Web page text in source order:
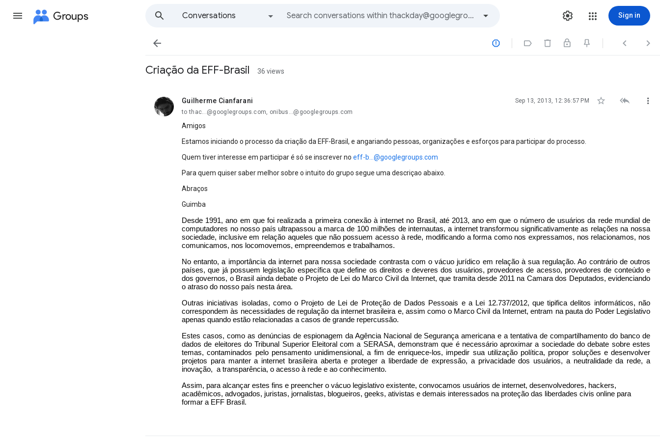
Groups
Conversations
Sign in
    
Criação da EFF-Brasil 36 views
Guilherme Cianfarani
unread, Sep 13, 2013, 12:36:57 PM   
to thac...@googlegroups.com, onibus...@googlegroups.com
Amigos
Estamos iniciando o processo da criação da EFF-Brasil, e angariando pessoas, organizações e esforços para participar do processo.
Quem tiver interesse em participar é só se inscrever no eff-b...@googlegroups.com
Para quem quiser saber melhor sobre o intuito do grupo segue uma descriçao abaixo.
Abraços
Guimba
Desde 1991, ano em que foi realizada a primeira conexão à internet no Brasil, até 2013, ano em que o número de usuários da rede mundial de
computadores no nosso país ultrapassou a marca de 100 milhões de internautas, a internet transformou significativamente as relações na nossa
sociedade, inclusive em relação aqueles que não possuem acesso à rede, modificando a forma como nos expressamos, nos relacionamos, nos
comunicamos, nos locomovemos, empreendemos e trabalhamos.
No entanto, a importância da internet para nossa sociedade contrasta com o vácuo jurídico em relação à sua regulação. Ao contrário de outros
países, que já possuem legislação específica que define os direitos e deveres dos usuários, provedores de acesso, provedores de conteúdo e
dos governos, o Brasil ainda debate o Projeto de Lei do Marco Civil da Internet, que tramita desde 2011 na Camara dos Deputados, evidenciando
o atraso do nosso país nesta área.
Outras iniciativas isoladas, como o Projeto de Lei de Proteção de Dados Pessoais e a Lei 12.737/2012, que tipifica delitos informáticos, não
correspondem às necessidades de regulação da internet brasileira e, assim como o Marco Civil da Internet, entram na pauta do Poder Legislativo
apenas quando estão relacionadas a casos de grande repercussão.
Estes casos, como as denúncias de espionagem da Agência Nacional de Segurança americana e a tentativa de compartilhamento do banco de
dados de eleitores do Tribunal Superior Eleitoral com a SERASA, demonstram que é necessário aproximar a sociedade do debate sobre estes
temas, contaminados pelo pensamento unidimensional, a fim de enriquece-los, impedir sua utilização política, propor soluções e desenvolver
projetos para manter a internet brasileira aberta e proteger a liberdade de expressão, a privacidade dos usuários, a neutralidade da rede, a
inovação, a transparência, o acesso à rede e ao conhecimento.
Assim, para alcançar estes fins e preencher o vácuo legislativo existente, convocamos usuários de internet, desenvolvedores, hackers,
acadêmicos, advogados, juristas, jornalistas, blogueiros, geeks, ativistas e demais interessados na proteção das liberdades civis online para
formar a EFF Brasil.